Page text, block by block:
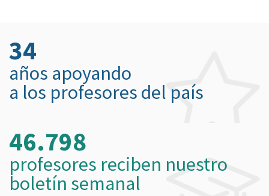
34
años apoyando
a los profesores del país
46.798
profesores reciben nuestro
boletín semanal